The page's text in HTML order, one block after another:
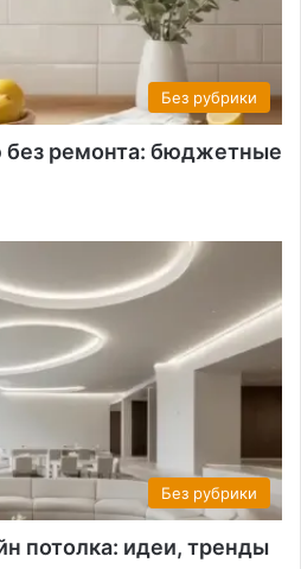
Без рубрики
без ремонта: бюджетные
Без рубрики
потолка: идеи, тренды